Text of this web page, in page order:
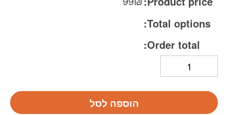
Total options:
Order total:
הוספה לסל